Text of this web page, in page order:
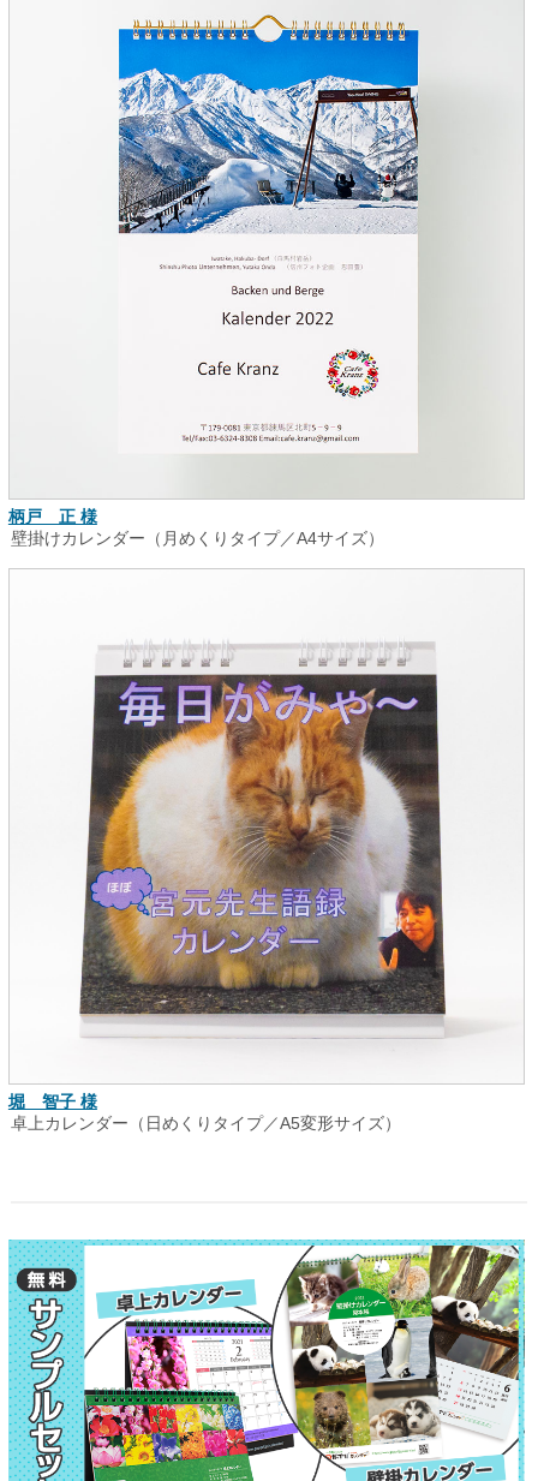
柄戸 正 様
壁掛けカレンダー（月めくりタイプ／A4サイズ）
堀 智子 様
卓上カレンダー（日めくりタイプ／A5変形サイズ）